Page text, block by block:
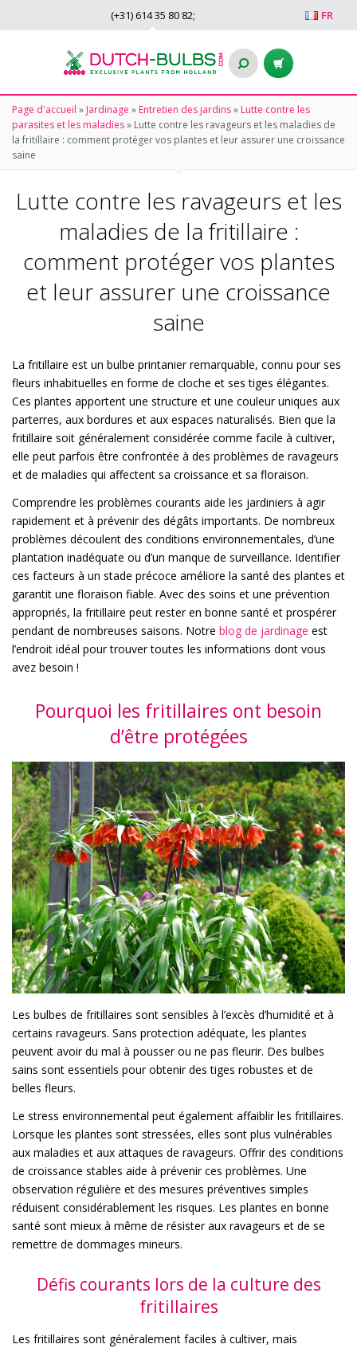
FR
(+31) 614 35 80 82;
Page d'accueil » Jardinage » Entretien des jardins» Lutte contre les
parasites et les maladies» Lutte contre les ravageurs et les maladies de
la fritillaire : comment protéger vos plantes et leur assurer une croissance
saine
Lutte contre les ravageurs et les
maladies de la fritillaire :
comment protéger vos plantes
et leur assurer une croissance
saine
La fritillaire est un bulbe printanier remarquable, connu pour ses
fleurs inhabituelles en forme de cloche et ses tiges élégantes.
Ces plantes apportent une structure et une couleur uniques aux
parterres, aux bordures et aux espaces naturalisés. Bien que la
fritillaire soit généralement considérée comme facile à cultiver,
elle peut parfois être confrontée à des problèmes de ravageurs
et de maladies qui affectent sa croissance et sa floraison.
Comprendre les problèmes courants aide les jardiniers à agir
rapidement et à prévenir des dégâts importants. De nombreux
problèmes découlent des conditions environnementales, d’une
plantation inadéquate ou d’un manque de surveillance. Identifier
ces facteurs à un stade précoce améliore la santé des plantes et
garantit une floraison fiable. Avec des soins et une prévention
appropriés, la fritillaire peut rester en bonne santé et prospérer
pendant de nombreuses saisons. Notre blog de jardinage est
l’endroit idéal pour trouver toutes les informations dont vous
avez besoin !
Pourquoi les fritillaires ont besoin
d’être protégées
Les bulbes de fritillaires sont sensibles à l’excès d’humidité et à
certains ravageurs. Sans protection adéquate, les plantes
peuvent avoir du mal à pousser ou ne pas fleurir. Des bulbes
sains sont essentiels pour obtenir des tiges robustes et de
belles fleurs.
Le stress environnemental peut également affaiblir les fritillaires.
Lorsque les plantes sont stressées, elles sont plus vulnérables
aux maladies et aux attaques de ravageurs. Offrir des conditions
de croissance stables aide à prévenir ces problèmes. Une
observation régulière et des mesures préventives simples
réduisent considérablement les risques. Les plantes en bonne
santé sont mieux à même de résister aux ravageurs et de se
remettre de dommages mineurs.
Défis courants lors de la culture des
fritillaires
Les fritillaires sont généralement faciles à cultiver, mais